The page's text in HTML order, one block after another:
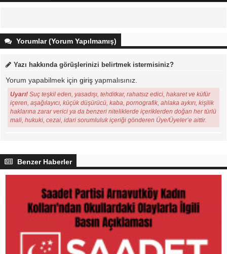
Yorumlar (Yorum Yapılmamış)
Yazı hakkında görüşlerinizi belirtmek istermisiniz?
Yorum yapabilmek için giriş yapmalısınız.
Uyarı! Suç teşkil eden, yasadışı, tehditkar, rahatsız edici, hakaret ve küfür
içeren, aşağılayıcı, küçük düşürücü, kaba, pornografik, ahlaka aykırı, kişilik
haklarına zarar verici ya da benzeri niteliklerde içeriklerden doğan her türlü
mali, hukuki, cezai, idari sorumluluk içeriği gönderen Üye/Üyeler’e aittir.
Benzer Haberler